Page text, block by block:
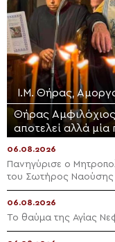
Ι.Μ. Θήρας,
Θήρας
αποτελεί αλλά
06.08.2026
Πανηγύρισε ο
του Σωτήρος Ναούσης
06.08.2026
Το θαύμα της Αγίας